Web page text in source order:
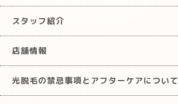
スタッフ紹介
店舗情報
光脱毛の禁忌事項とアフターケアについて